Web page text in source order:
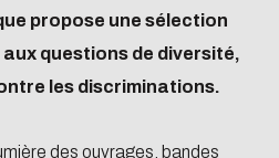
propose une sélection
questions de diversité,
les discriminations.
des ouvrages, bandes